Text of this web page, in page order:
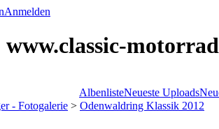
Anmelden
AlbenlisteNeueste Uploads
- Fotogalerie > Odenwaldring Klassik 2012